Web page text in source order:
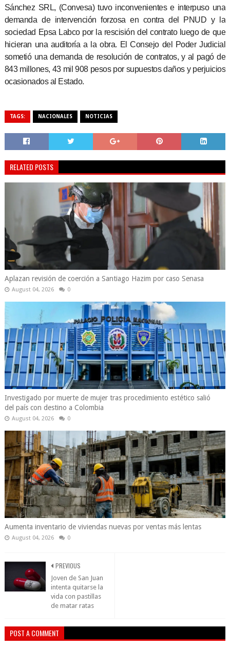
Sánchez SRL, (Convesa) tuvo inconvenientes e interpuso una
demanda de intervención forzosa en contra del PNUD y la
sociedad Epsa Labco por la rescisión del contrato luego de que
hicieran una auditoría a la obra. El Consejo del Poder Judicial
sometió una demanda de resolución de contratos, y al pagó de
843 millones, 43 mil 908 pesos por supuestos daños y perjuicios
ocasionados al Estado.
TAGS: NACIONALES NOTICIAS
RELATED POSTS
Aplazan revisión de coerción a Santiago Hazim por caso Senasa
August 04, 2026 0
Investigado por muerte de mujer tras procedimiento estético salió
del país con destino a Colombia
August 04, 2026 0
Aumenta inventario de viviendas nuevas por ventas más lentas
August 04, 2026 0
PREVIOUS
Joven de San Juan
intenta quitarse la
vida con pastillas
de matar ratas
POST A COMMENT